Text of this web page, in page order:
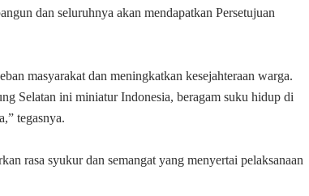
dan seluruhnya akan mendapatkan Persetujuan
masyarakat dan meningkatkan kesejahteraan warga.
Selatan ini miniatur Indonesia, beragam suku hidup di
tegasnya.
rasa syukur dan semangat yang menyertai pelaksanaan